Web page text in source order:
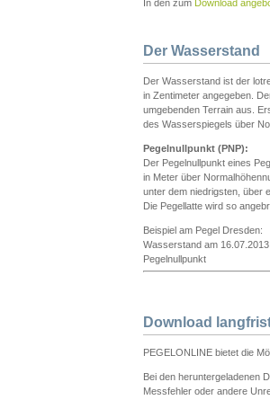
In den zum Download
Der Wasserstand
Der Wasserstand ist der
in Zentimeter angegeben.
umgebenden Terrain aus.
des Wasserspiegels über
Pegelnullpunkt (PNP):
Der Pegelnullpunkt eines
in Meter über
unter dem niedrigsten, über
Die Pegellatte wird so
Beispiel am Pegel Dresden:
Wasserstand am
Pegelnullpunkt
Download
PEGELONLINE bietet die
Bei den heruntergeladenen
Messfehler oder andere